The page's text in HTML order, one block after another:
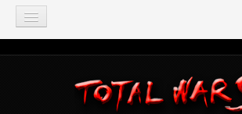
TOTAL WAR
Total War: Three Kingdoms
Total War: Warhammer